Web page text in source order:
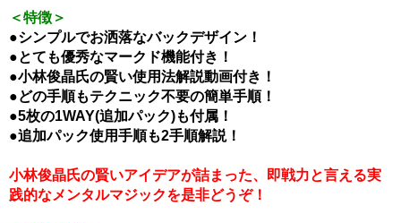
＜特徴＞
●シンプルでお洒落なバックデザイン！
●とても優秀なマークド機能付き！
●小林俊晶氏の賢い使用法解説動画付き！
●どの手順もテクニック不要の簡単手順！
●5枚の1WAY(追加パック)も付属！
●追加パック使用手順も2手順解説！
小林俊晶氏の賢いアイデアが詰まった、即戦力と言える実
践的なメンタルマジックを是非どうぞ！